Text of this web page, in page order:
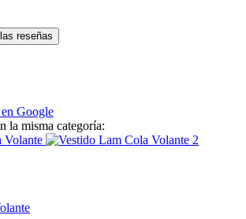
reseñas
Google
la misma categoría: